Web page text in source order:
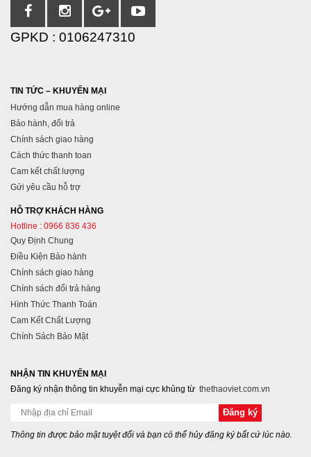
GPKD : 0106247310
TIN TỨC – KHUYẾN MẠI
Hướng dẫn mua hàng online
Bảo hành, đổi trả
Chính sách giao hàng
Cách thức thanh toan
Cam kết chất lượng
Gửi yêu cầu hỗ trợ
HỖ TRỢ KHÁCH HÀNG
Hotline : 0966 836 436
Quy Định Chung
Điều Kiện Bảo hành
Chính sách giao hàng
Chính sách đổi trả hàng
Hình Thức Thanh Toán
Cam Kết Chất Lượng
Chính Sách Bảo Mật
NHẬN TIN KHUYẾN MẠI
Đăng ký nhận thông tin khuyễn mại cực khủng từ thethaoviet.com.vn
Thông tin được bảo mật tuyệt đối và bạn có thể hủy đăng ký bất cứ lúc nào.